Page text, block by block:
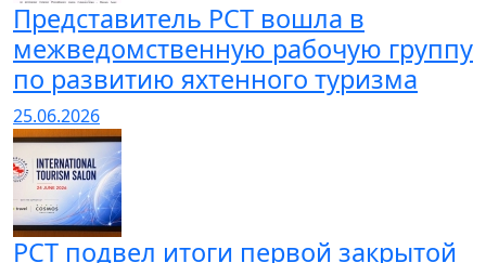
Представитель РСТ вошла в
межведомственную рабочую группу
по развитию яхтенного туризма
25.06.2026
РСТ подвел итоги первой закрытой